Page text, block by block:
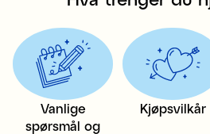
Vanlige
spørsmål og
Kjøpsvilkår